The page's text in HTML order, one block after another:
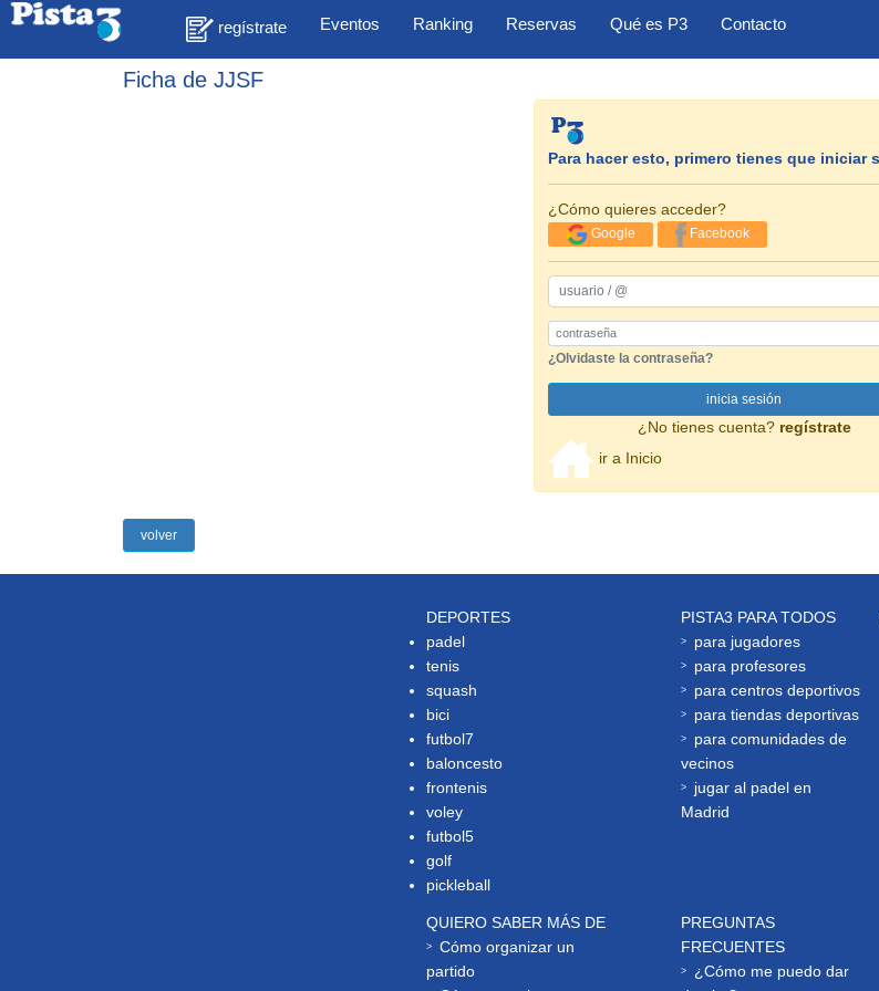
regístrate Eventos Ranking Reservas Qué es P3 Contacto
Ficha de JJSF
Para hacer esto, primero tienes que iniciar
¿Cómo quieres acceder?
Google Facebook
usuario / @
Password
¿Olvidaste la contraseña?
inicia sesión
¿No tienes cuenta? regístrate
ir a Inicio
volver
DEPORTES
padel
tenis
squash
bici
futbol7
baloncesto
frontenis
voley
futbol5
golf
pickleball
PISTA3 PARA TODOS
para jugadores
para profesores
para centros deportivos
para tiendas deportivas
para comunidades de
vecinos
jugar al padel en
Madrid
QUIERO SABER MÁS DE
Cómo organizar un
partido
PREGUNTAS
FRECUENTES
¿Cómo me puedo dar